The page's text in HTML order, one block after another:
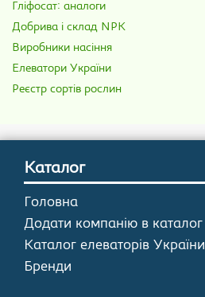
Гліфосат: аналоги
Добрива і склад NPK
Виробники насіння
Елеватори України
Реєстр сортів рослин
Каталог
Головна
Додати компанію в каталог
Каталог елеваторів України
Бренди